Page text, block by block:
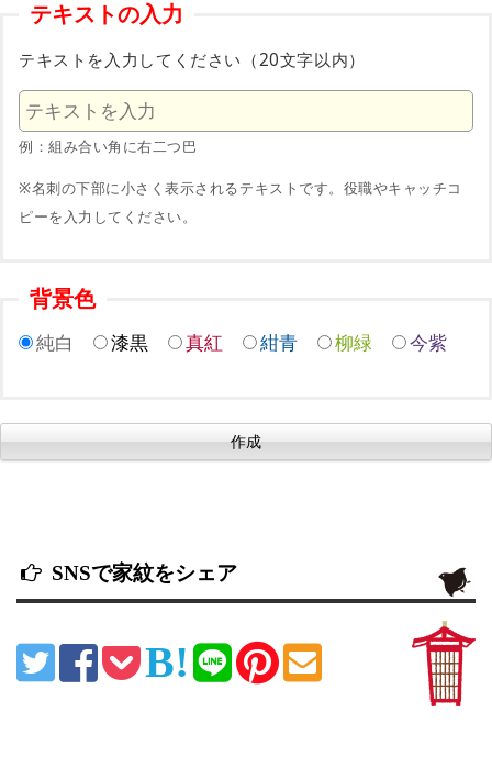
テキストの入力
テキストを入力してください（20文字以内）
例：組み合い角に右二つ巴
※名刺の下部に小さく表示されるテキストです。役職やキャッチコ
ピーを入力してください。
背景色
純白 漆黒 真紅 紺青 柳緑 今紫
SNSで家紋をシェア